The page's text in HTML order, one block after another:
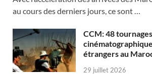
au cours des derniers jours, ce sont …
CCM: 48 tournages
étrangers au
29 juillet 2026